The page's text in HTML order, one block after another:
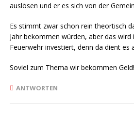
auslösen und er es sich von der
Es stimmt zwar schon rein theortisch
Jahr bekommen würden, aber das wird
Feuerwehr investiert, denn da dient es
Soviel zum Thema wir bekommen Geld!
ANTWORTEN